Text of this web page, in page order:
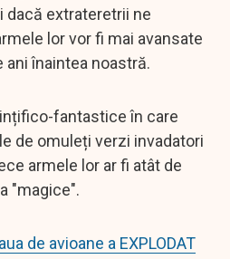
dacă extrateretrii ne
lor vor fi mai avansate
ani înaintea noastră.
fantastice în care
de omuleți verzi invadatori
armele lor ar fi atât de
"magice".
de avioane a EXPLODAT